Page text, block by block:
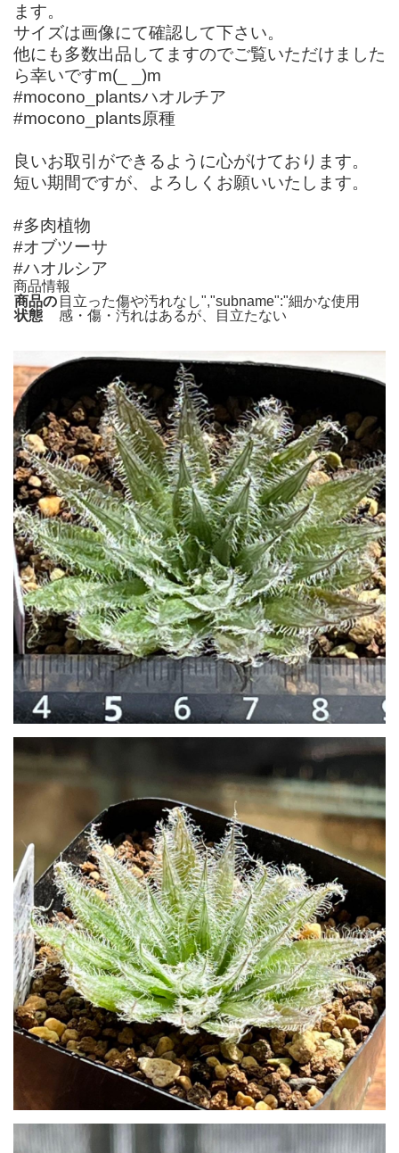
ます。
サイズは画像にて確認して下さい。
他にも多数出品してますのでご覧いただけました
ら幸いですm(_ _)m
#mocono_plantsハオルチア
#mocono_plants原種
良いお取引ができるように心がけております。
短い期間ですが、よろしくお願いいたします。
#多肉植物
#オブツーサ
#ハオルシア
商品情報
商品の
状態
目立った傷や汚れなし","subname":"細かな使用
感・傷・汚れはあるが、目立たない